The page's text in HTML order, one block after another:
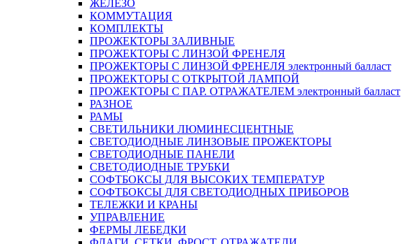
ЖЕЛЕЗО
КОММУТАЦИЯ
КОМПЛЕКТЫ
ПРОЖЕКТОРЫ ЗАЛИВНЫЕ
ПРОЖЕКТОРЫ С ЛИНЗОЙ ФРЕНЕЛЯ
ПРОЖЕКТОРЫ С ЛИНЗОЙ ФРЕНЕЛЯ электронный балласт
ПРОЖЕКТОРЫ С ОТКРЫТОЙ ЛАМПОЙ
ПРОЖЕКТОРЫ С ПАР. ОТРАЖАТЕЛЕМ электронный балласт
РАЗНОЕ
РАМЫ
СВЕТИЛЬНИКИ ЛЮМИНЕСЦЕНТНЫЕ
СВЕТОДИОДНЫЕ ЛИНЗОВЫЕ ПРОЖЕКТОРЫ
СВЕТОДИОДНЫЕ ПАНЕЛИ
СВЕТОДИОДНЫЕ ТРУБКИ
СОФТБОКСЫ ДЛЯ ВЫСОКИХ ТЕМПЕРАТУР
СОФТБОКСЫ ДЛЯ СВЕТОДИОДНЫХ ПРИБОРОВ
ТЕЛЕЖКИ И КРАНЫ
УПРАВЛЕНИЕ
ФЕРМЫ ЛЕБЕДКИ